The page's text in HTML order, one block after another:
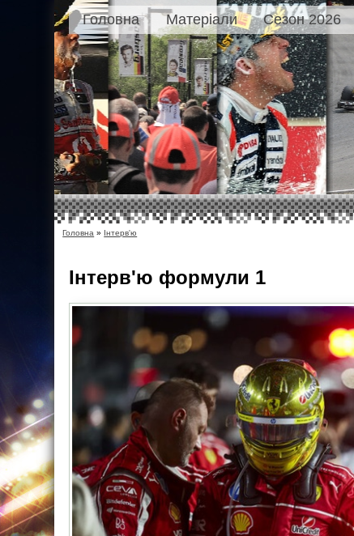
Головна Матеріали Сезон 2026
Головна » Інтерв'ю
Інтерв'ю формули 1